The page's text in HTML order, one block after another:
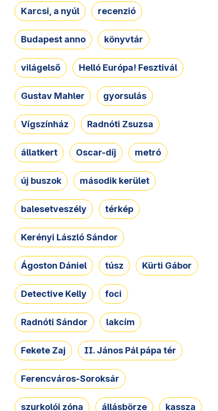
Karcsi, a nyúl recenzió
Budapest anno könyvtár
világelső Helló Európa! Fesztivál
Gustav Mahler gyorsulás
Vígszínház Radnóti Zsuzsa
állatkert Oscar-díj metró
új buszok második kerület
balesetveszély térkép
Kerényi László Sándor
Ágoston Dániel túsz Kürti Gábor
Detective Kelly foci
Radnóti Sándor lakcím
Fekete Zaj II. János Pál pápa tér
Ferencváros-Soroksár
szurkolói zóna állásbörze kassza